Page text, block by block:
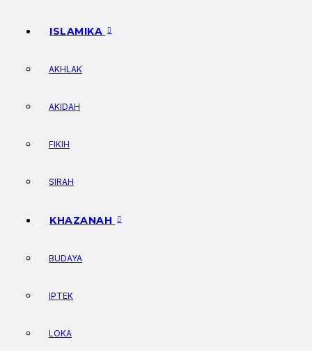
ISLAMIKA
AKHLAK
AKIDAH
FIKIH
SIRAH
KHAZANAH
BUDAYA
IPTEK
LOKA